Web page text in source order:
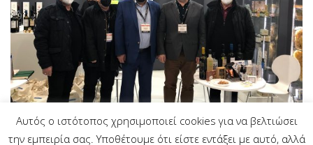
Αυτός ο ιστότοπος χρησιμοποιεί cookies για να βελτιώσει
την εμπειρία σας. Υποθέτουμε ότι είστε εντάξει με αυτό, αλλά